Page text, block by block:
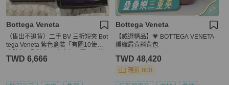
Bottega Veneta
（售出不退貨）二手 BV 三折短夾 Bot
tega Veneta 紫色盒裝「有圖10使用
價不議價謝謝☺️ 長20cm寬10cm厚2c
TWD 6,666
Bottega Veneta
【威選精品】💗 BOTTEGA VENETA
編織肩背斜背包
TWD 48,420
現折 800